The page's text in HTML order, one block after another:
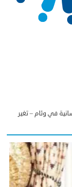
في وئام – تغير